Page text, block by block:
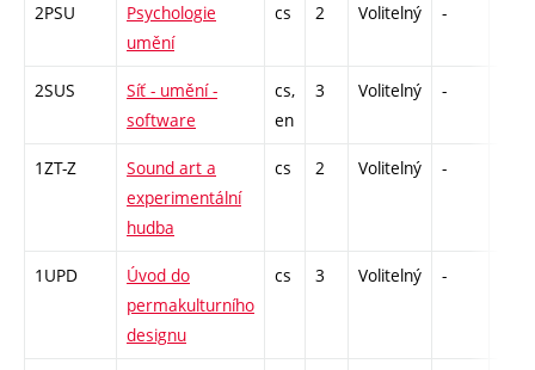
2PSU
Psychologie
umění
cs 2 Volitelný -
2SUS
Síť - umění -
software
cs,
en
3 Volitelný -
1ZT-Z
Sound art a
experimentální
hudba
cs 2 Volitelný -
1UPD
Úvod do
permakulturního
designu
cs 3 Volitelný -